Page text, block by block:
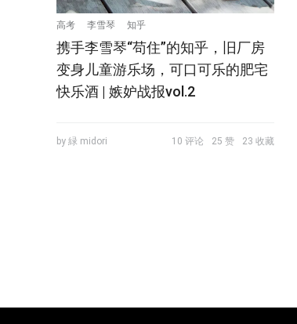
高考 李雪琴 知乎
携手李雪琴“苟住”的知乎，旧厂房
变身儿童游乐场，可口可乐的肥宅
快乐酒 | 嫉妒战报vol.2
by 緑 midori 10 评论 25 赞 23 收藏